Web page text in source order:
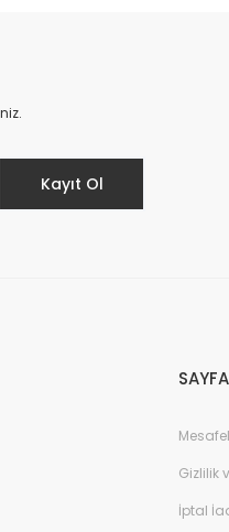
Kayıt Ol
Gizlilik
İptal